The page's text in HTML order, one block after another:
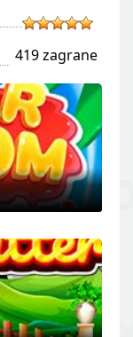
419 zagrane